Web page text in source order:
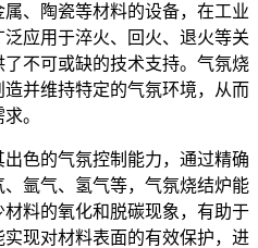
、陶瓷等材料的设备，在工业
应用于淬火、回火、退火等关
不可或缺的技术支持。气氛烧
并维持特定的气氛环境，从而
。
色的气氛控制能力，通过精确
氩气、氢气等，气氛烧结炉能
料的氧化和脱碳现象，有助于
现对材料表面的有效保护，进